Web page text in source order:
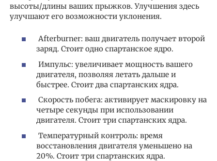
высоты/длины ваших прыжков. Улучшения здесь
улучшают его возможности уклонения.
Afterburner: ваш двигатель получает второй
заряд. Стоит одно спартанское ядро.
Импульс: увеличивает мощность вашего
двигателя, позволяя летать дальше и
быстрее. Стоит два спартанских ядра.
Скорость побега: активирует маскировку на
четыре секунды при использовании
двигателя. Стоит три спартанских ядра.
Температурный контроль: время
восстановления двигателя уменьшено на
20%. Стоит три спартанских ядра.